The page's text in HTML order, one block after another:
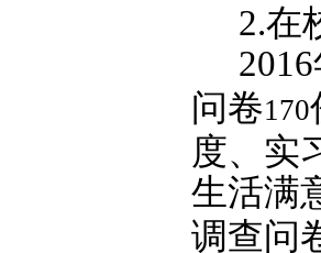
2.在
2016
问卷170
度、实
生活满
调查问